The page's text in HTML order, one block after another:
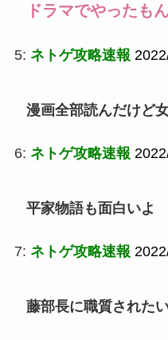
ドラマでやったも
5: ネトゲ攻略速報
漫画全部読んだけど
6: ネトゲ攻略速報
平家物語も面白いよ
7: ネトゲ攻略速報
藤部長に職質された